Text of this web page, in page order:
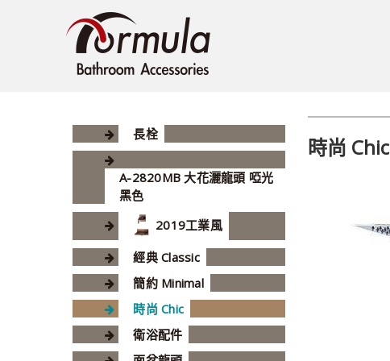
長栓
A-2820MB 大花灑龍頭 啞光
黑色
2019工業風
經典 Classic
簡約 Minimal
時尚 Chic
衛浴配件
時尚 Chic